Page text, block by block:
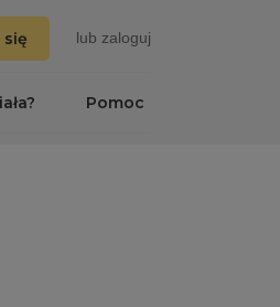
lub zaloguj
Pomoc